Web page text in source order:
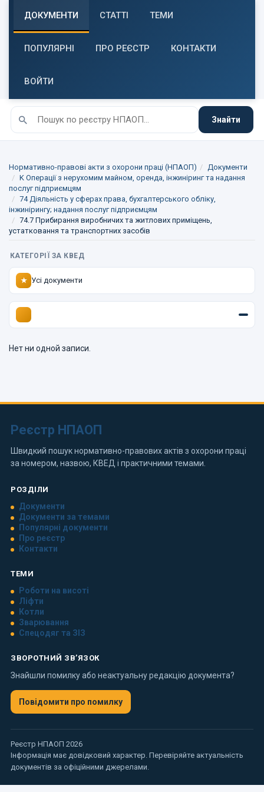
ДОКУМЕНТИ СТАТТІ ТЕМИ
ПОПУЛЯРНІ ПРО РЕЄСТР КОНТАКТИ
ВОЙТИ
Знайти
Нормативно-правові акти з охорони праці (НПАОП)
Документи
K Операції з нерухомим майном, оренда, інжиніринг та надання
послуг підприємцям
74 Діяльність у сферах права, бухгалтерського обліку,
інжинірингу; надання послуг підприємцям
74.7 Прибирання виробничих та житлових приміщень,
устатковання та транспортних засобів
КАТЕГОРІЇ ЗА КВЕД
★ Усі документи
Нет ни одной записи.
Реєстр НПАОП
Швидкий пошук нормативно-правових актів з охорони праці
за номером, назвою, КВЕД і практичними темами.
РОЗДІЛИ
Документи
Документи за темами
Популярні документи
Про реєстр
Контакти
ТЕМИ
Роботи на висоті
Ліфти
Котли
Зварювання
Спецодяг та ЗІЗ
ЗВОРОТНИЙ ЗВ’ЯЗОК
Знайшли помилку або неактуальну редакцію документа?
Повідомити про помилку
Реєстр НПАОП 2026
Інформація має довідковий характер. Перевіряйте актуальність
документів за офіційними джерелами.